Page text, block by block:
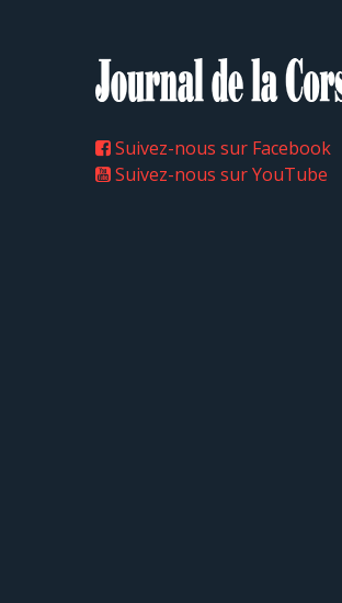
Suivez-nous sur Facebook
Suivez-nous sur YouTube